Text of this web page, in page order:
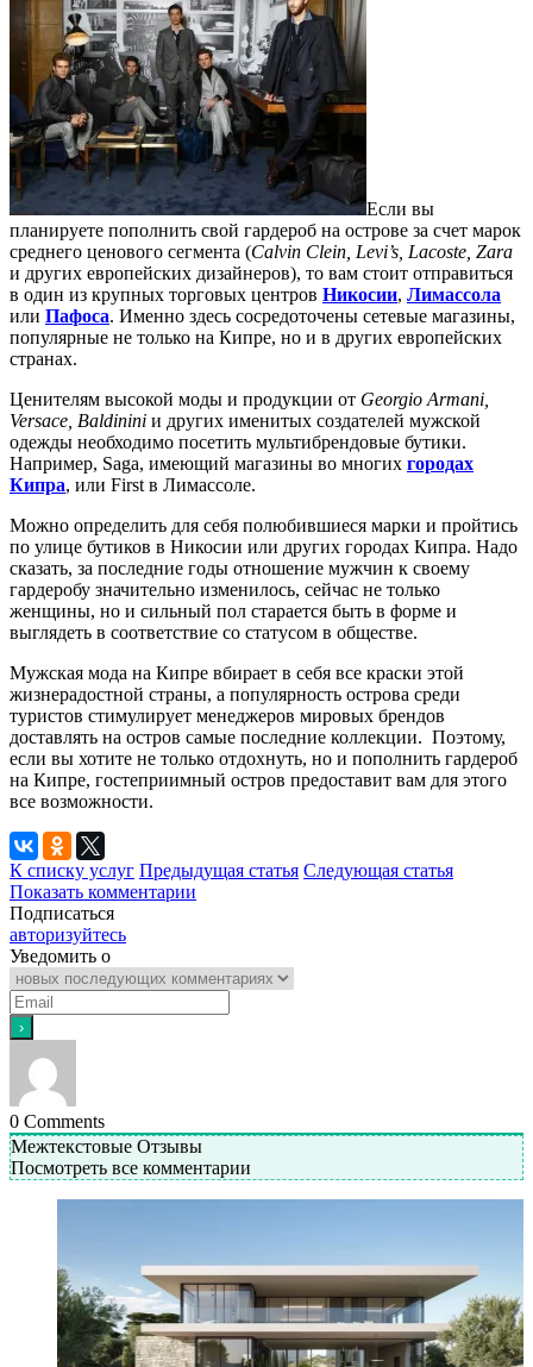
Если вы
планируете пополнить свой гардероб на острове за счет марок
среднего ценового сегмента (Calvin Clein, Levi’s, Lacoste, Zara
и других европейских дизайнеров), то вам стоит отправиться
в один из крупных торговых центров Никосии, Лимассола
или Пафоса. Именно здесь сосредоточены сетевые магазины,
популярные не только на Кипре, но и в других европейских
странах.
Ценителям высокой моды и продукции от Georgio Armani,
Versace, Baldinini и других именитых создателей мужской
одежды необходимо посетить мультибрендовые бутики.
Например, Saga, имеющий магазины во многих городах
Кипра, или First в Лимассоле.
Можно определить для себя полюбившиеся марки и пройтись
по улице бутиков в Никосии или других городах Кипра. Надо
сказать, за последние годы отношение мужчин к своему
гардеробу значительно изменилось, сейчас не только
женщины, но и сильный пол старается быть в форме и
выглядеть в соответствие со статусом в обществе.
Мужская мода на Кипре вбирает в себя все краски этой
жизнерадостной страны, а популярность острова среди
туристов стимулирует менеджеров мировых брендов
доставлять на остров самые последние коллекции. Поэтому,
если вы хотите не только отдохнуть, но и пополнить гардероб
на Кипре, гостеприимный остров предоставит вам для этого
все возможности.
К списку услуг Предыдущая статья Следующая статья
Показать комментарии
Подписаться
авторизуйтесь
Уведомить о
0 Comments
Межтекстовые Отзывы
Посмотреть все комментарии